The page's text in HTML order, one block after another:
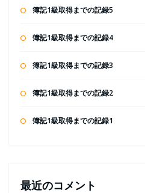
簿記1級取得までの記録5
簿記1級取得までの記録4
簿記1級取得までの記録3
簿記1級取得までの記録2
簿記1級取得までの記録1
最近のコメント